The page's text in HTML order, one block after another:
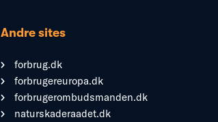
Andre sites
forbrug.dk
forbrugereuropa.dk
forbrugerombudsmanden.dk
naturskaderaadet.dk